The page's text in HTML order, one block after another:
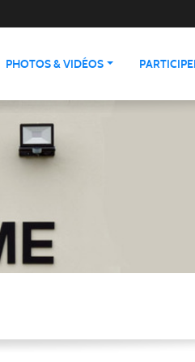
PHOTOS & VIDÉOS